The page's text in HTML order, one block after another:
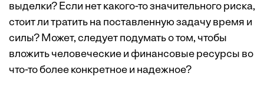
выделки? Если нет какого-то значительного риска,
стоит ли тратить на поставленную задачу время и
силы? Может, следует подумать о том, чтобы
вложить человеческие и финансовые ресурсы во
что-то более конкретное и надежное?